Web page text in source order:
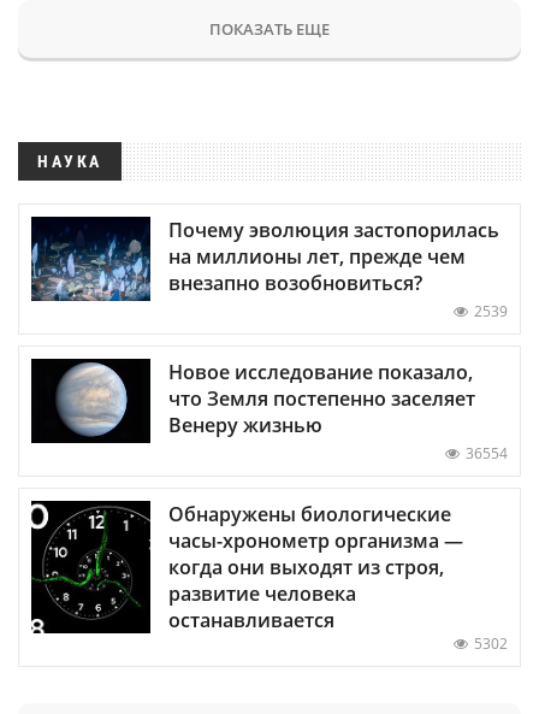
ПОКАЗАТЬ ЕЩЕ
НАУКА
Почему эволюция застопорилась
на миллионы лет, прежде чем
внезапно возобновиться?
2539
Новое исследование показало,
что Земля постепенно заселяет
Венеру жизнью
36554
Обнаружены биологические
часы-хронометр организма —
когда они выходят из строя,
развитие человека
останавливается
5302